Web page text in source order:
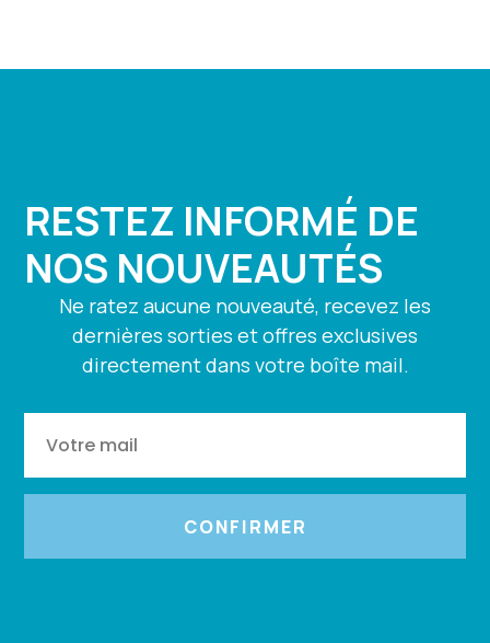
RESTEZ INFORMÉ DE
NOS NOUVEAUTÉS
Ne ratez aucune nouveauté, recevez les
dernières sorties et offres exclusives
directement dans votre boîte mail.
CONFIRMER